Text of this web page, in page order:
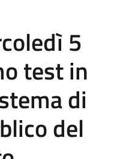
5
test in
di
del